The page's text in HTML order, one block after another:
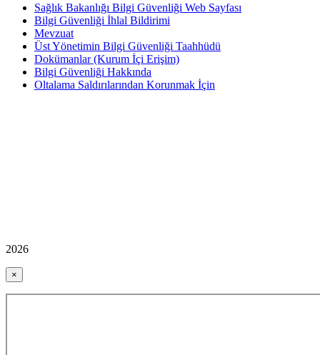
Sağlık Bakanlığı Bilgi Güvenliği Web Sayfası
Bilgi Güvenliği İhlal Bildirimi
Mevzuat
Üst Yönetimin Bilgi Güvenliği Taahhüdü
Dokümanlar (Kurum İçi Erişim)
Bilgi Güvenliği Hakkında
Oltalama Saldırılarından Korunmak İçin
2026
×